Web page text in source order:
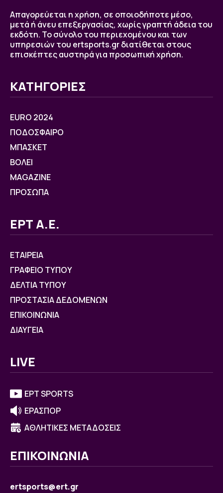
Απαγορεύεται η χρήση, σε οποιοδήποτε μέσο,
μετά ή άνευ επεξεργασίας, χωρίς γραπτή άδεια του
εκδότη. Το σύνολο του περιεχομένου και των
υπηρεσιών του ertsports.gr διατίθεται στους
επισκέπτες αυστηρά για προσωπική χρήση.
ΚΑΤΗΓΟΡΙΕΣ
EURO 2024
ΠΟΔΟΣΦΑΙΡΟ
ΜΠΑΣΚΕΤ
ΒOΛΕΙ
MAGAZINE
ΠΡΟΣΩΠΑ
ΕΡΤ Α.Ε.
ΕΤΑΙΡΕΙΑ
ΓΡΑΦΕΙΟ ΤΥΠΟΥ
ΔΕΛΤΙΑ ΤΥΠΟΥ
ΠΡΟΣΤΑΣΙΑ ΔΕΔΟΜΕΝΩΝ
ΕΠΙΚΟΙΝΩΝΙΑ
ΔΙΑΥΓΕΙΑ
LIVE
ΕΡΤ SPORTS
ΕΡΑΣΠΟΡ
ΑΘΛΗΤΙΚΕΣ ΜΕΤΑΔΟΣΕΙΣ
ΕΠΙΚΟΙΝΩΝΙΑ
ertsports@ert.gr